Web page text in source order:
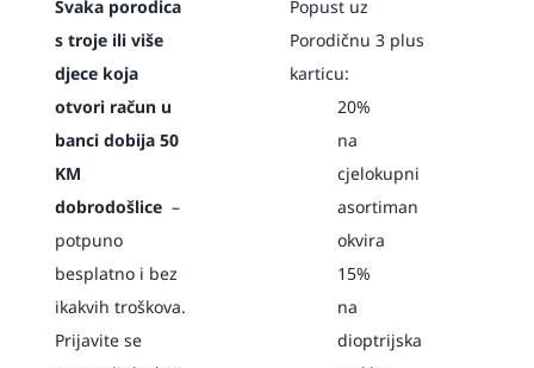
Svaka porodica
s troje ili više
djece koja
otvori račun u
banci dobija 50
KM
dobrodošlice–
potpuno
besplatno i bez
ikakvih troškova.
Prijavite se
Popust uz
Porodičnu 3 plus
karticu:
20%
na
cjelokupni
asortiman
okvira
15%
na
dioptrijska